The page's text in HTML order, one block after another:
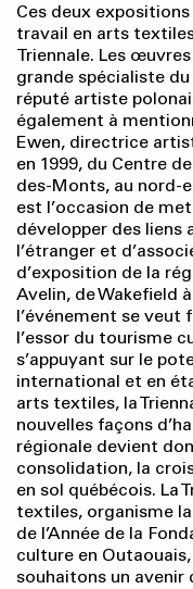
Ces deux
travail en arts
Triennale. Les
grande spécialiste
réputé artiste
également à
Ewen, directrice
en 1999, du Centre
des-Monts, au nord-
est l’occasion de
développer des liens
l’étranger et
d’exposition de la
Avelin, de Wakefield
l’événement se veut
l’essor du tourisme
s’appuyant sur le
international et en
arts textiles, la
nouvelles façons
régionale devient
consolidation, la
en sol québécois. La
textiles, organisme
de l’Année de la
culture en
souhaitons un avenir